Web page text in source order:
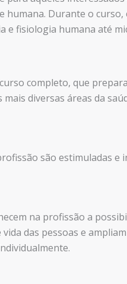
humana. Durante o curso,
e fisiologia humana até
completo, que
diversas áreas da
são estimuladas e
na profissão a
das pessoas e